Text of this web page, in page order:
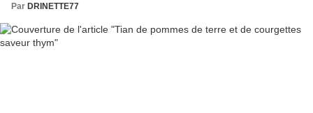
Par DRINETTE77